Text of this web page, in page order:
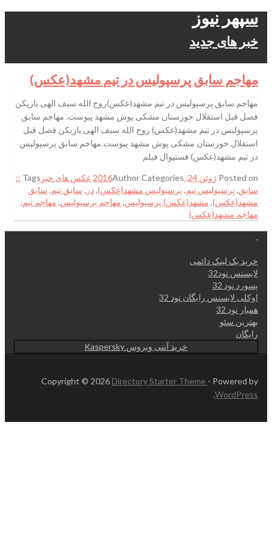
سپهر نیوز
خبر های جدید
مهاجم سابق پرسپولیس در تیم مشهد(عکس)
مهاجم سابق پرسپولیس در تیم مشهد(عکس)روح الله سیف الهی بازیکن
فصل قبل استقلال خوزستان مشکی پوش مشهد پیوست. مهاجم سابق
پرسپولیس در تیم مشهد(عکس) روح الله سیف الهی بازیکن فصل قبل
استقلال خوزستان مشکی پوش مشهد پیوست.مهاجم سابق پرسپولیس
در تیم مشهد(عکس) فستیوال فیلم
Posted on ژوئن 24, 2016 AuthorCategories عکس های خبر Tags
::
سابق, پرسپولیس تیم, پرسپولیس مشهد(عکس),در , سابق تیم, سابق
مشهد(عکس), مشهد(عکس) پرسپولیس, مهاجم پرسپولیس, مهاجم تیم,
مهاجم مشهد(عکس)
.
خرید بک لینک دائمی
لایسنس نود32
پسورد نود 32
اوکلی لایسنس رایگان نود 32
همیار نود 32
بهترین سئو
رایگان
خرید آنتی ویروس Kaspersky
Copyright © 2026 Directory Starter Theme - Powered by
WordPress
.